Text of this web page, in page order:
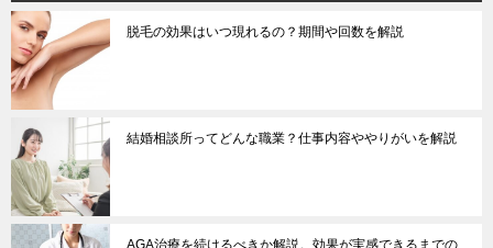
ョ
ン
脱毛の効果はいつ現れるの？期間や回数を解説
結婚相談所ってどんな職業？仕事内容ややりがいを解説
AGA治療を続けるべきか解説。効果が実感できるまでの